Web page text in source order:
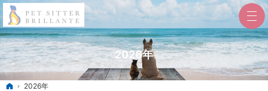
2026年
ホーム
2026年